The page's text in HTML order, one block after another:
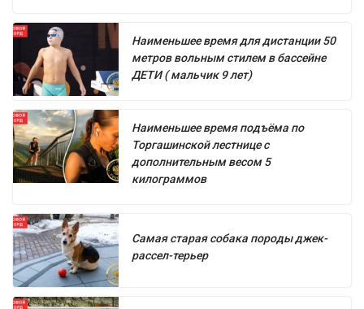
Наименьшее время для дистанции 50
метров вольным стилем в бассейне
ДЕТИ ( мальчик 9 лет)
Наименьшее время подъёма по
Торгашинской лестнице с
дополнительным весом 5
килограммов
Самая старая собака породы джек-
рассел-терьер